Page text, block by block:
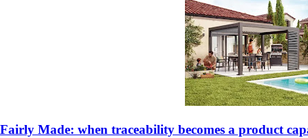
Fairly Made: when traceability becomes a product